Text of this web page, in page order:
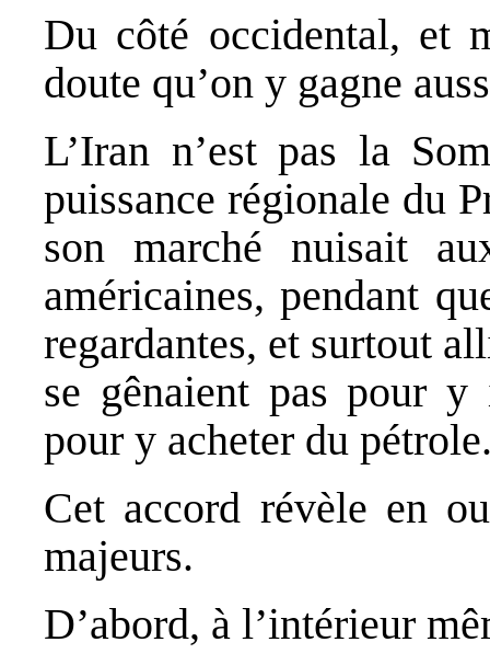
Du côté occidental, et
doute qu’on y gagne
L’Iran n’est pas la
puissance régionale du
son marché nuisait
américaines, pendant
regardantes, et surtout
se gênaient pas pour
pour y acheter du
Cet accord révèle en
majeurs.
D’abord, à l’intérieur